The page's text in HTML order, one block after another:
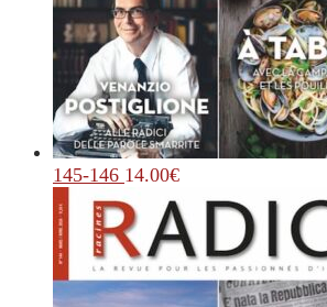
145-146 14.00€